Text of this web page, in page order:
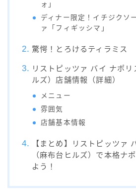
ォ」
ディナー限定！イチジクソ
ァ「フィギッシマ」
驚愕！とろけるティラミス
リストピッツァ バイ ナポリ
ルズ）店舗情報（詳細）
メニュー
雰囲気
店舗基本情報
【まとめ】リストピッツァ
（麻布台ヒルズ）で本格ナ
よう！